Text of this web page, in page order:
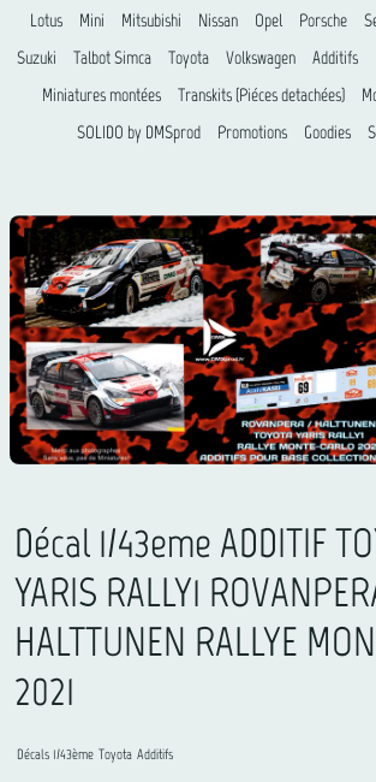
Lotus
Mini Mitsubishi Nissan Opel Porsche
Suzuki
Talbot Simca Toyota Volkswagen Additifs
Miniatures montées
Transkits (Piéces detachées)
SOLIDO by DMSprod
Promotions Goodies
Décal 1/43eme ADDITIF
YARIS RALLY1
HALTTUNEN RALLYE
2021
Décals 1/43ème Toyota Additifs